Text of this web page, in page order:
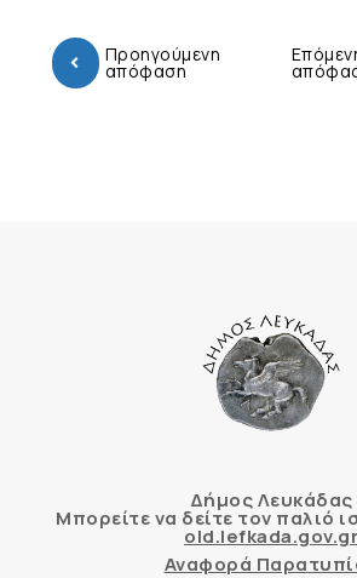
Προηγούμενη
απόφαση
Δήμος Λευκάδας
Μπορείτε να δείτε τον παλιό
old.lefkada.gov.gr
Αναφορά